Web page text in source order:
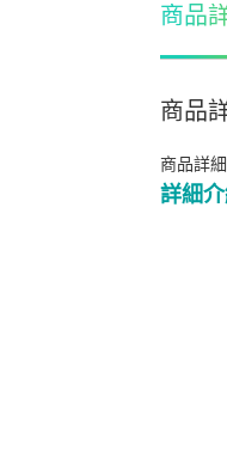
商品
商品
商品詳
詳細